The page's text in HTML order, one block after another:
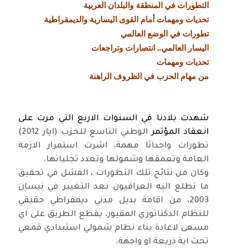
التطورات في المنطقة والبلدان العربية
تحديات ومهمات أمام القوى اليسارية والديمقراطية
تطورات في الوضع العالمي
اليسار العالمي.. انتصارات وتراجعات
تحديات ومهمات
من مهام الحزب في الظروف الراهنة
شهدت بلادنا في السنوات الاربع التي مرت على
انعقاد المؤتمر
الوطني التاسع للحزب (ايار 2012)
تطورات واحداثا مهمة، اشرت استمرار الازمة
العامة وتعمقها وشمولها وتعدد تجلياتها.
وكان من نتائج تلك التطورات ، الفشل في تحقيق
ما تطلع اليه العراقيون بعد التغيير في نيسان
2003، من اقامة بديل مدني ديمقراطي حقيقي
للنظام الدكتاتوري المقبور، يقطع الطريق على اي
مسعى لاعادة بناء نظام شمولي استبدادي قمعي
تحت اية ذريعة او واجهة.